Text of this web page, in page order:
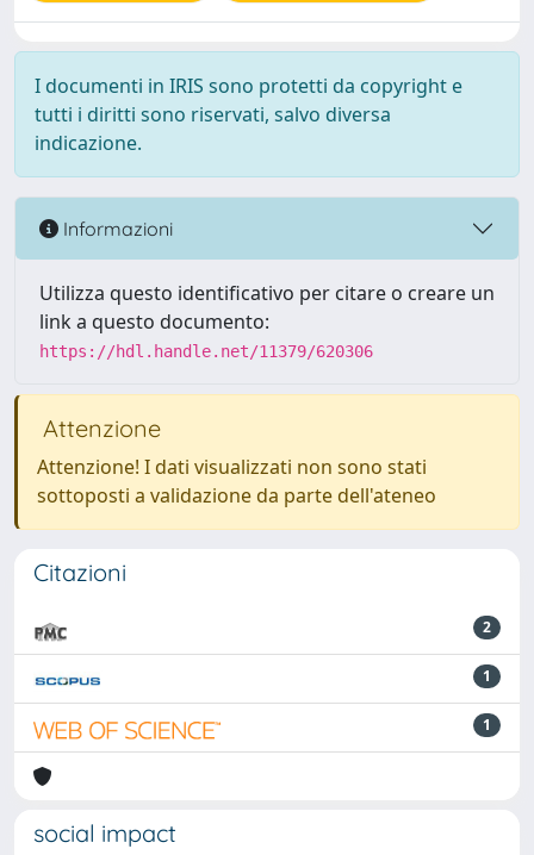
I documenti in IRIS sono protetti da copyright e
tutti i diritti sono riservati, salvo diversa
indicazione.
Informazioni
Utilizza questo identificativo per citare o creare un
link a questo documento:
https://hdl.handle.net/11379/620306
Attenzione
Attenzione! I dati visualizzati non sono stati
sottoposti a validazione da parte dell'ateneo
Citazioni
2
1
1
social impact